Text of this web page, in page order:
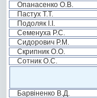
Опанасенко О.В.
Пастух Т.Т.
Подоляк І.І.
Семенуха Р.С.
Сидорович Р.М.
Скрипник О.О.
Сотник О.С.
Барвіненко В.Д.